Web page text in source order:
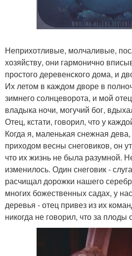
Неприхотливые, молчаливые,
хозяйству, они гармонично
простого деревенского дома, и
Их летом в каждом дворе в
зимнего солнцеворота, и мой
владыка ночи, могучий бог,
Отец, кстати, говорил, что у
Когда я, маленькая снежная
приходом весны снеговиков, он
что их жизнь не была разумной.
изменилось. Один снеговик -
расчищал дорожки нашего
многих божественных садах, у
деревья - отец привез из их
никогда не говорил, что за плоды